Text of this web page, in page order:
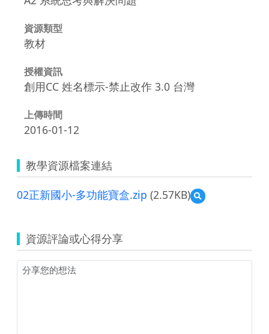
資源類型
教材
授權資訊
創用CC 姓名標示-禁止改作 3.0 台灣
上傳時間
2016-01-12
教學資源檔案連結
02正新國小-多功能寶盒.zip (2.57KB)
預
覽
國
小-
資源評論或心得分享